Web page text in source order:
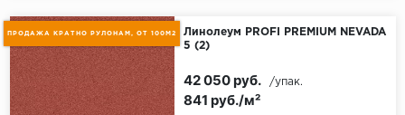
ПРОДАЖА КРАТНО РУЛОНАМ, ОТ 100М2
Линолеум PROFI PREMIUM NEVADA
5 (2)
841 руб./м²
42 050 руб. /упак.